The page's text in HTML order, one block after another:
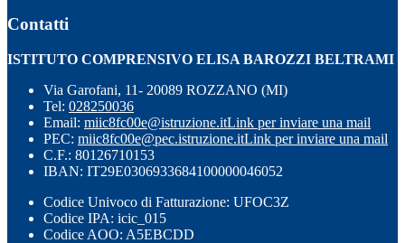
Contatti
ISTITUTO COMPRENSIVO ELISA BAROZZI BELTRAMI
Via Garofani, 11- 20089 ROZZANO (MI)
Tel: 028250036
Email: miic8fc00e@istruzione.itLink per inviare una mail
PEC: miic8fc00e@pec.istruzione.itLink per inviare una mail
C.F.: 80126710153
IBAN: IT29E0306933684100000046052
Codice Univoco di Fatturazione: UFOC3Z
Codice IPA: icic_015
Codice AOO: A5EBCDD